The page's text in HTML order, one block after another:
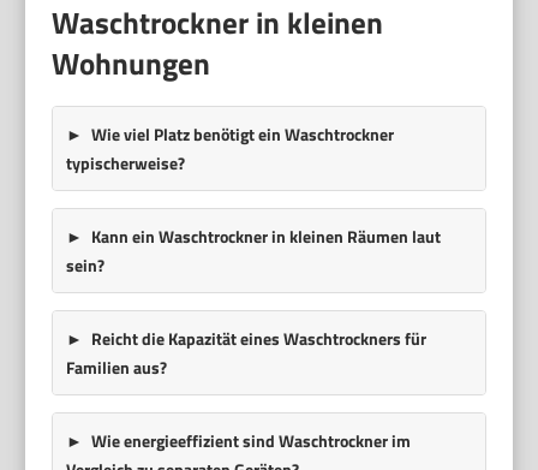
Waschtrockner in kleinen
Wohnungen
Wie viel Platz benötigt ein Waschtrockner
typischerweise?
Kann ein Waschtrockner in kleinen Räumen laut
sein?
Reicht die Kapazität eines Waschtrockners für
Familien aus?
Wie energieeffizient sind Waschtrockner im